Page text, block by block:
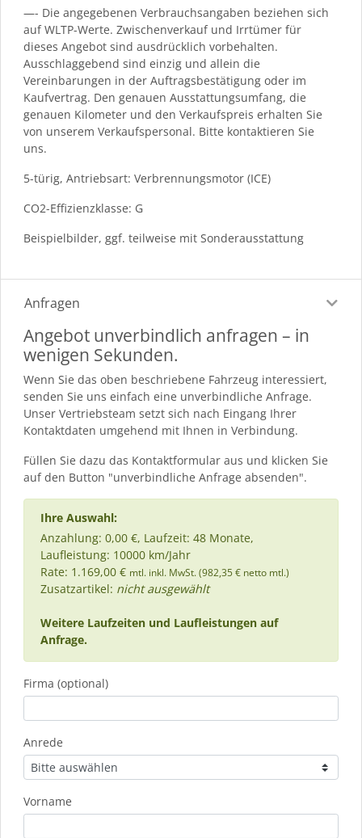
—- Die angegebenen Verbrauchsangaben beziehen sich
auf WLTP-Werte. Zwischenverkauf und Irrtümer für
dieses Angebot sind ausdrücklich vorbehalten.
Ausschlaggebend sind einzig und allein die
Vereinbarungen in der Auftragsbestätigung oder im
Kaufvertrag. Den genauen Ausstattungsumfang, die
genauen Kilometer und den Verkaufspreis erhalten Sie
von unserem Verkaufspersonal. Bitte kontaktieren Sie
uns.
5-türig, Antriebsart: Verbrennungsmotor (ICE)
CO2-Effizienzklasse: G
Beispielbilder, ggf. teilweise mit Sonderausstattung
Anfragen
Angebot unverbindlich anfragen – in
wenigen Sekunden.
Wenn Sie das oben beschriebene Fahrzeug interessiert,
senden Sie uns einfach eine unverbindliche Anfrage.
Unser Vertriebsteam setzt sich nach Eingang Ihrer
Kontaktdaten umgehend mit Ihnen in Verbindung.
Füllen Sie dazu das Kontaktformular aus und klicken Sie
auf den Button "unverbindliche Anfrage absenden".
Ihre Auswahl:
Anzahlung: 0,00 €, Laufzeit: 48 Monate,
Laufleistung: 10000 km/Jahr
Rate: 1.169,00 € mtl. inkl. MwSt. (982,35 € netto mtl.)
Zusatzartikel: nicht ausgewählt
Weitere Laufzeiten und Laufleistungen auf
Anfrage.
Firma (optional)
Anrede
Vorname